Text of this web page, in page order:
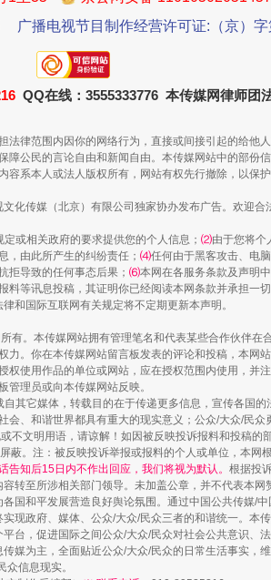
广播电视节目制作经营许可证:（京）
QQ在线：3555333776 本传媒网律师团
律范围内因你的网络行为，直接或间接引起的给他
公民的言论自由和新闻自由。本传媒网站中的部份
系本人或法人版权所有，网站有权先行撤除，以保
化传媒（北京）有限公司独家协办发布广告。欢迎
或相关政府的要求提供您的个人信息； ⑵由于您将个
，由此所产生的纠纷责任； ⑷任何由于黑客攻击、电
拒导致的任何事态后果； ⑹本网在各服务条款及声明
等讯息投稿，其证明你已经阅读本网条款并承担一
和国际互联网有关规定将不定期更新本声明。
有。本传媒网站拥有管理笔名和代表某些合作伙伴在
。你在本传媒网站留言板发表的评论和投稿，本网
使用作品的单位或网站，应在授权范围内使用，并
理员或向本传媒网站反映。
其它媒体，转载目的在于传递更多信息，宣传各国
、和谐世界都具有重大的现实意义；公众/大众/民众
不文明用语，请谅解！如因被反映投诉报料和投稿的
蔽。注：被反映投诉举报或报料的个人或单位，本网
告知后15日内不作出回应，我们将视为默认。 根据投
转至所涉相关部门领导。未加盖公章，并不代表本网
各国和平发展营造良好舆论氛围。通过中国公共传媒/
现政府、媒体、公众/大众/民众三者的和谐统一。本
台，促进国际之间公众/大众/民众对社会公共意识、
媒为主，全面贴近公众/大众/民众的日常生活事实，
众信息现实。